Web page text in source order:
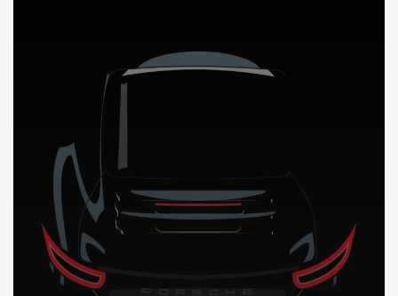
DÉCOUVREZ NOTRE IMPORTATION AUTO en Italie